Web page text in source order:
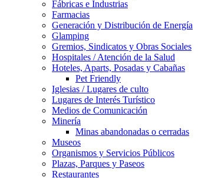
Fábricas e Industrias
Farmacias
Generación y Distribución de Energía
Glamping
Gremios, Sindicatos y Obras Sociales
Hospitales / Atención de la Salud
Hoteles, Aparts, Posadas y Cabañas
Pet Friendly
Iglesias / Lugares de culto
Lugares de Interés Turístico
Medios de Comunicación
Minería
Minas abandonadas o cerradas
Museos
Organismos y Servicios Públicos
Plazas, Parques y Paseos
Restaurantes